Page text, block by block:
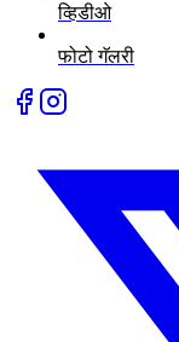
व्हिडीओ
फोटो गॅलरी